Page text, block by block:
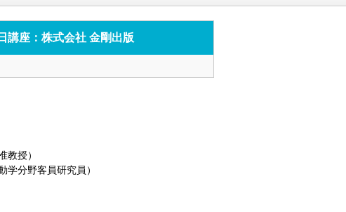
講座：株式会社 金剛出版
教授）
学分野客員研究員）